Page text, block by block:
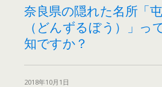
奈良県の隠れた名所「
（どんずるぼう）」っ
知ですか？
2018年10月1日